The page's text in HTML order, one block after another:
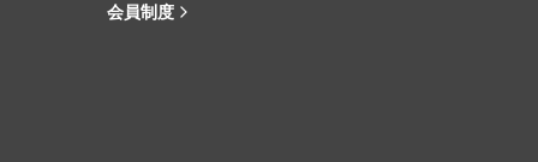
会員制度